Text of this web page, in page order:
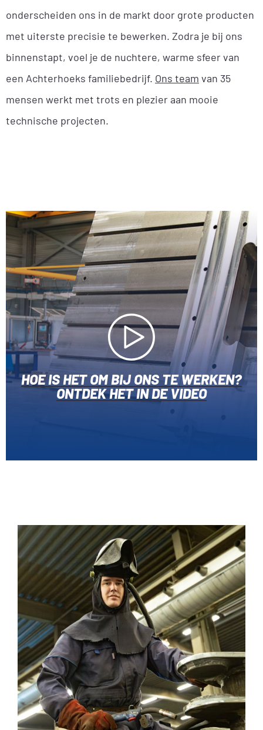
onderscheiden ons in de markt door grote producten
met uiterste precisie te bewerken. Zodra je bij ons
binnenstapt, voel je de nuchtere, warme sfeer van
een Achterhoeks familiebedrijf. Ons team van 35
mensen werkt met trots en plezier aan mooie
technische projecten.
HOE IS HET OM BIJ ONS TE WERKEN?
ONTDEK HET IN DE VIDEO